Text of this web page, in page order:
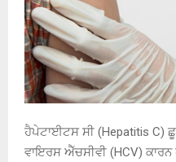
ਹੈਪੇਟਾਈਟਸ ਸੀ (Hepatitis C)
ਵਾਇਰਸ ਐੱਚਸੀਵੀ (HCV)